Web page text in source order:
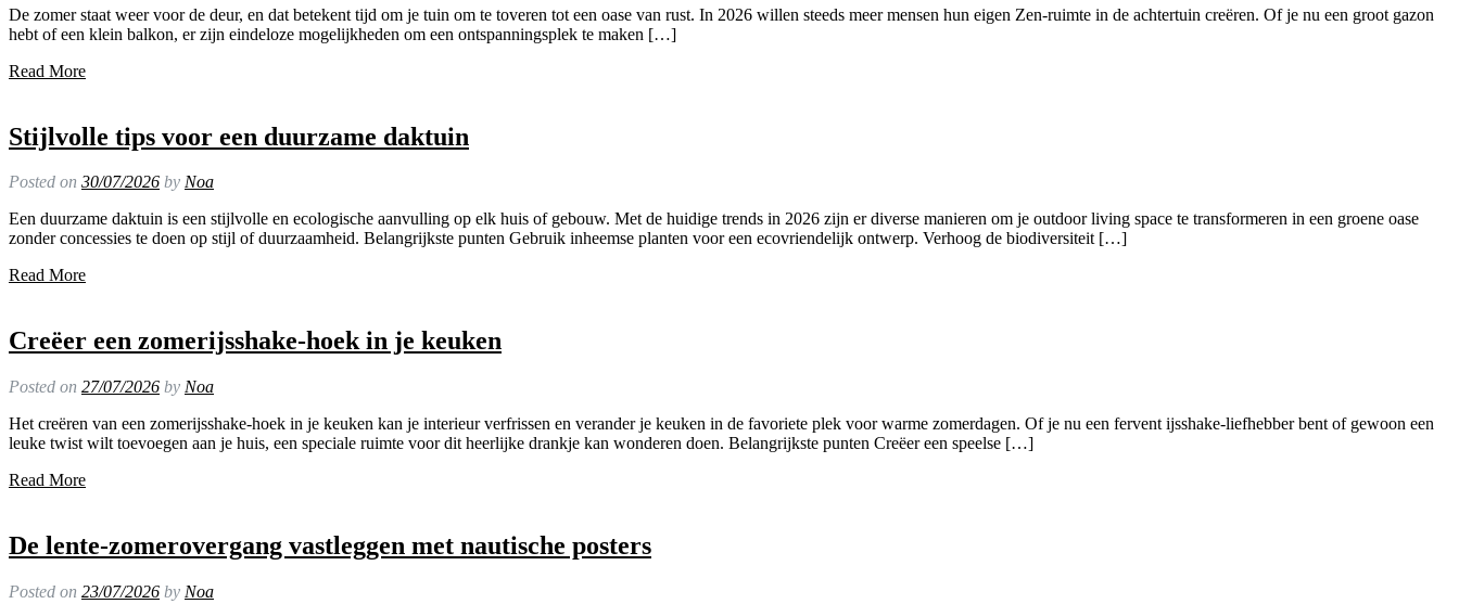
De zomer staat weer voor de deur, en dat betekent tijd om je tuin om te toveren tot een oase van rust. In 2026 willen steeds meer mensen hun eigen Zen-ruimte in de achtertuin creëren. Of je nu een groot gazon
hebt of een klein balkon, er zijn eindeloze mogelijkheden om een ontspanningsplek te maken […]
Read More
Stijlvolle tips voor een duurzame daktuin
Posted on 30/07/2026 by Noa
Een duurzame daktuin is een stijlvolle en ecologische aanvulling op elk huis of gebouw. Met de huidige trends in 2026 zijn er diverse manieren om je outdoor living space te transformeren in een groene oase
zonder concessies te doen op stijl of duurzaamheid. Belangrijkste punten Gebruik inheemse planten voor een ecovriendelijk ontwerp. Verhoog de biodiversiteit […]
Read More
Creëer een zomerijsshake-hoek in je keuken
Posted on 27/07/2026 by Noa
Het creëren van een zomerijsshake-hoek in je keuken kan je interieur verfrissen en verander je keuken in de favoriete plek voor warme zomerdagen. Of je nu een fervent ijsshake-liefhebber bent of gewoon een
leuke twist wilt toevoegen aan je huis, een speciale ruimte voor dit heerlijke drankje kan wonderen doen. Belangrijkste punten Creëer een speelse […]
Read More
De lente-zomerovergang vastleggen met nautische posters
Posted on 23/07/2026 by Noa